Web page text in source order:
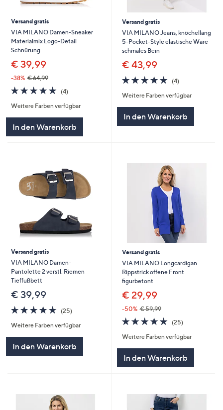
Versand gratis
VIA MILANO Damen-Sneaker
Materialmix Logo-Detail
Schnürung
€ 39,99
-38% € 64,99
4.8
von
5
(4)4
Weitere Farben verfügbar
In den Warenkorb
Versand gratis
VIA MILANO Jeans, knöchellang
5-Pocket-Style elastische Ware
schmales Bein
€ 43,99
4.8
von
5
(4)4
Weitere Farben verfügbar
In den Warenkorb
Versand gratis
VIA MILANO Damen-
Pantolette 2 verstl. Riemen
Tieffußbett
€ 39,99
4.7
von
5
(25)25
Weitere Farben verfügbar
In den Warenkorb
Versand gratis
VIA MILANO Longcardigan
Rippstrick offene Front
figurbetont
€ 29,99
-50% € 59,99
4.7
von
5
(25)25
Weitere Farben verfügbar
In den Warenkorb